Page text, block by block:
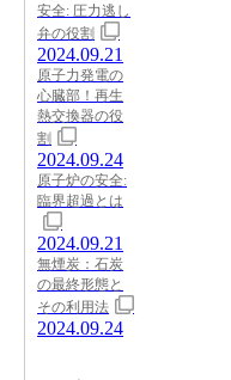
安全: 圧力逃し
弁の役割
2024.09.21
原子力発電の
心臓部！再生
熱交換器の役
割
2024.09.24
原子炉の安全:
臨界超過とは
2024.09.21
無煙炭：石炭
の最終形態と
その利用法
2024.09.24